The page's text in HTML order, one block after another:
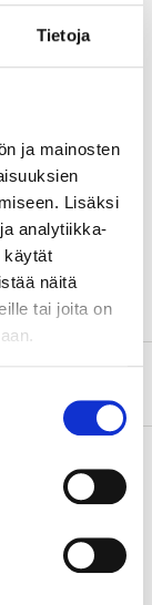
Tietoja
ja mainosten
Lisäksi
analytiikka-
käytät
näitä
tai joita on
1)
2)
3)
3)